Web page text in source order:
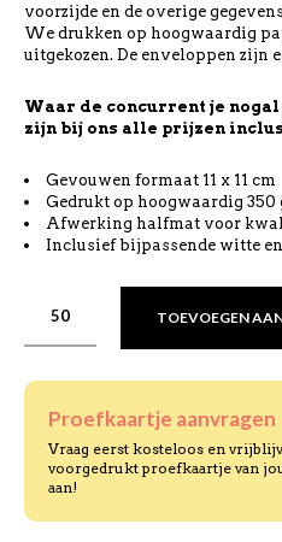
voorzijde en de overige
We drukken op hoogwaardig
uitgekozen. De enveloppen zijn
Waar de concurrent je
zijn bij ons alle prijzen
Gevouwen formaat 11 x 11 cm
Gedrukt op hoogwaardig
Afwerking halfmat voor
Inclusief bijpassende witte
TOEVOEGEN
Proefkaartje aanvragen
Vraag eerst kosteloos en
voorgedrukt proefkaartje van
aan!